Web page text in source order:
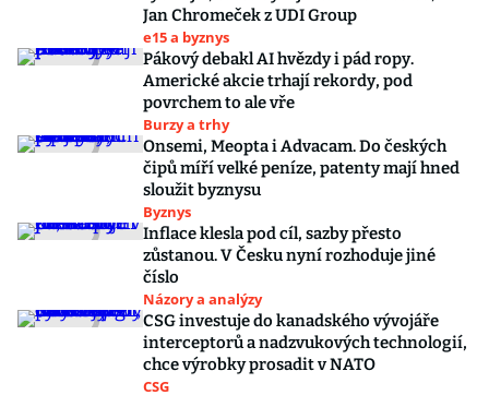
Jan Chromeček z UDI Group
e15 a byznys
Pákový debakl AI hvězdy i pád ropy.
Americké akcie trhají rekordy, pod
povrchem to ale vře
Burzy a trhy
Onsemi, Meopta i Advacam. Do českých
čipů míří velké peníze, patenty mají hned
sloužit byznysu
Byznys
Inflace klesla pod cíl, sazby přesto
zůstanou. V Česku nyní rozhoduje jiné
číslo
Názory a analýzy
CSG investuje do kanadského vývojáře
interceptorů a nadzvukových technologií,
chce výrobky prosadit v NATO
CSG